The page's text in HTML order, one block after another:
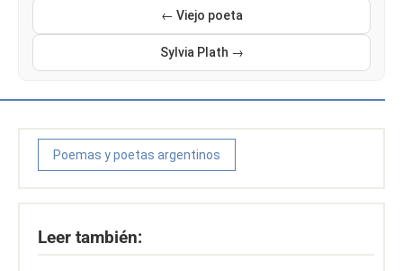
← Viejo poeta
Sylvia Plath →
Poemas y poetas argentinos
Leer también: